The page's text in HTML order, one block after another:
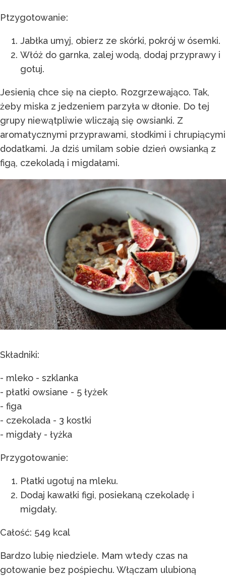
Ptzygotowanie:
Jabłka umyj, obierz ze skórki, pokrój w ósemki.
Włóż do garnka, zalej wodą, dodaj przyprawy i
gotuj.
Jesienią chce się na ciepło. Rozgrzewająco. Tak,
żeby miska z jedzeniem parzyła w dłonie. Do tej
grupy niewątpliwie wliczają się owsianki. Z
aromatycznymi przyprawami, słodkimi i chrupiącymi
dodatkami. Ja dziś umilam sobie dzień owsianką z
figą, czekoladą i migdałami.
Składniki:
- mleko - szklanka
- płatki owsiane - 5 łyżek
- figa
- czekolada - 3 kostki
- migdały - łyżka
Przygotowanie:
Płatki ugotuj na mleku.
Dodaj kawałki figi, posiekaną czekoladę i
migdały.
Całość: 549 kcal
Bardzo lubię niedziele. Mam wtedy czas na
gotowanie bez pośpiechu. Włączam ulubioną